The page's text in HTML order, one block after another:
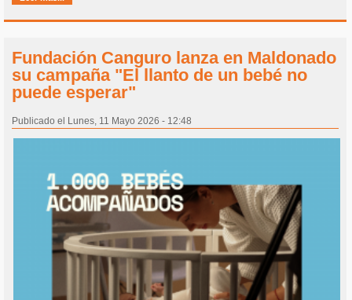
Fundación Canguro lanza en Maldonado
su campaña "El llanto de un bebé no
puede esperar"
Publicado el Lunes, 11 Mayo 2026 - 12:48